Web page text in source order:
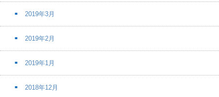
2019年3月
2019年2月
2019年1月
2018年12月